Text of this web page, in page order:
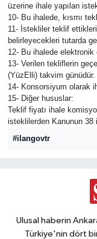
üzerine ihale yapılan
10- Bu ihalede, kısmı
11- İstekliler teklif
belirleyecekleri tutarda
12- Bu ihalede elektronik
13- Verilen tekliflerin
(YüzElli) takvim günüdür.
14- Konsorsiyum olarak
15- Diğer hususlar:
Teklif fiyatı ihale
isteklilerden Kanunun 38
#ilangovtr
Ulusal haberin
Türkiye'nin dört